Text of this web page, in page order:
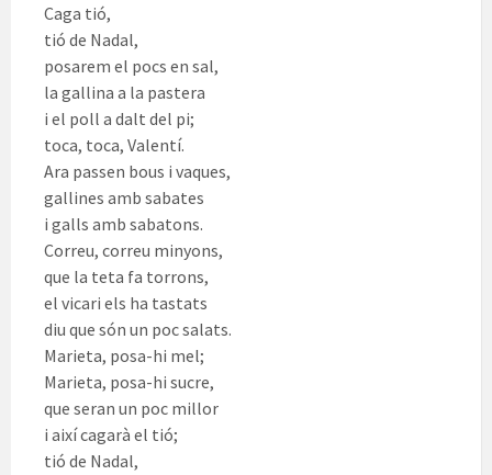
Caga tió,
tió de Nadal,
posarem el pocs en sal,
la gallina a la pastera
i el poll a dalt del pi;
toca, toca, Valentí.
Ara passen bous i vaques,
gallines amb sabates
i galls amb sabatons.
Correu, correu minyons,
que la teta fa torrons,
el vicari els ha tastats
diu que són un poc salats.
Marieta, posa-hi mel;
Marieta, posa-hi sucre,
que seran un poc millor
i així cagarà el tió;
tió de Nadal,